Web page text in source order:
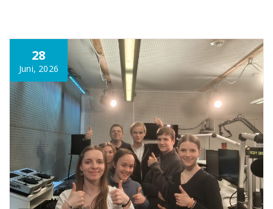
28
Juni, 2026